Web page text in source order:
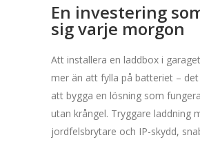
En investering
sig varje morgon
Att installera en laddbox i
mer än att fylla på batteriet –
att bygga en lösning som
utan krångel. Tryggare laddning
jordfelsbrytare och IP-skydd,